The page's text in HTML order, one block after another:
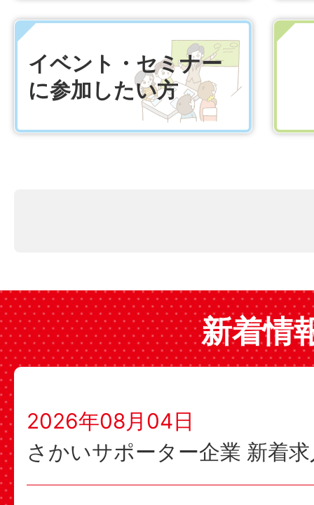
イベント・セミナー
に参加したい方
新着情
2026年08月04日
さかいサポーター企業 新着